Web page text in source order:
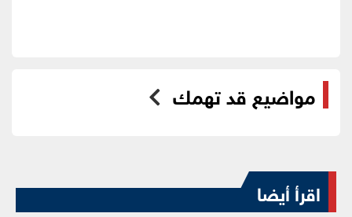
مواضيع قد تهمك
اقرأ أيضا